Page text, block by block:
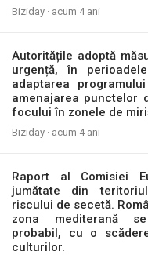
Biziday · acum 4 ani
Autoritățile adoptă
urgență, în
adaptarea
amenajarea punctelor
focului în zonele de
Biziday · acum 4 ani
Raport al Comisiei
jumătate din
riscului de secetă.
zona mediterană
probabil, cu o
culturilor.